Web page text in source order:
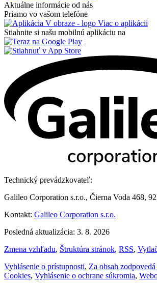
Aktuálne informácie od nás
Priamo vo vašom telefóne
Viac o aplikácii
Stiahnite si našu mobilnú aplikáciu na
Technický prevádzkovateľ:
Galileo Corporation s.r.o., Čierna Voda 468,
Kontakt: Galileo Corporation s.r.o.
Posledná aktualizácia: 3. 8. 2026
Zmena vzhľadu, Štruktúra stránok, RSS,
Vyhlásenie o prístupnosti, Za obsah
Cookies, Vyhlásenie o ochrane súkromia,